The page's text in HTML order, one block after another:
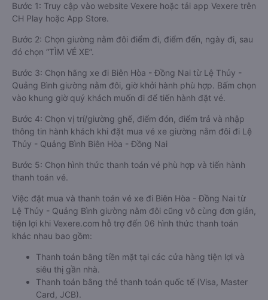
Bước 1: Truy cập vào website Vexere hoặc tải app Vexere trên
CH Play hoặc App Store.
Bước 2: Chọn giường nằm đôi điểm đi, điểm đến, ngày đi, sau
đó chọn “TÌM VÉ XE”.
Bước 3: Chọn hãng xe đi Biên Hòa - Đồng Nai từ Lệ Thủy -
Quảng Bình giường nằm đôi, giờ khởi hành phù hợp. Bấm chọn
vào khung giờ quý khách muốn đi để tiến hành đặt vé.
Bước 4: Chọn vị trí/giường ghế, điểm đón, điểm trả và nhập
thông tin hành khách khi đặt mua vé xe giường nằm đôi đi Lệ
Thủy - Quảng Bình Biên Hòa - Đồng Nai
Bước 5: Chọn hình thức thanh toán vé phù hợp và tiến hành
thanh toán vé.
Việc đặt mua và thanh toán vé xe đi Biên Hòa - Đồng Nai từ
Lệ Thủy - Quảng Bình giường nằm đôi cũng vô cùng đơn giản,
tiện lợi khi Vexere.com hỗ trợ đến 06 hình thức thanh toán
khác nhau bao gồm:
Thanh toán bằng tiền mặt tại các cửa hàng tiện lợi và
siêu thị gần nhà.
Thanh toán bằng thẻ thanh toán quốc tế (Visa, Master
Card, JCB).